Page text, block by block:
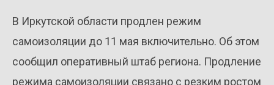
В Иркутской области продлен режим
самоизоляции до 11 мая включительно. Об этом
сообщил оперативный штаб региона. Продление
режима самоизоляции связано с резким ростом